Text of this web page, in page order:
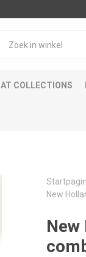
AT COLLECTIONS
New
New